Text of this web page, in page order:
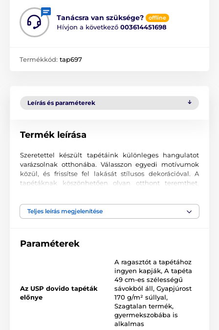
Tanácsra van szüksége? offline
Hívjon a következő 003614451698
Termékkód: tap697
Leírás és paraméterek
Termék leírása
Szeretettel készült tapétáink különleges hangulatot
varázsolnak otthonába. Válasszon egyedi motívumok
közül, és frissítse fel lakását stílusos dekorációval. A
tapétáknak köszönhetően olyan otthont teremthet,
Kiváló nyomtatási minőség
bármely helyiségnek. Kiváló minőségű, sima felületű
korszerű UV-led nyomtatási technológia garantálja a
kiváló tartósságot és színtartást.
Elérhető méretek és típusok (cm-ben – szélesség x
Teljes leírás megjelenítése
Paraméterek
Az USP dovido tapéták
előnye
A ragasztót a tapétához
ingyen kapják, A tapéta
49 cm-es szélességű
sávokból áll, Gyapjúrost
170 g/m² súllyal,
Szagtalan termék,
gyermekszobába is
alkalmas